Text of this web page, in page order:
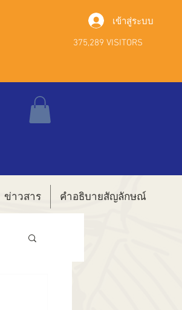
เข้าสู่ระบบ
375,289 VISITORS
ข่าวสาร คำอธิบายสัญลักษณ์